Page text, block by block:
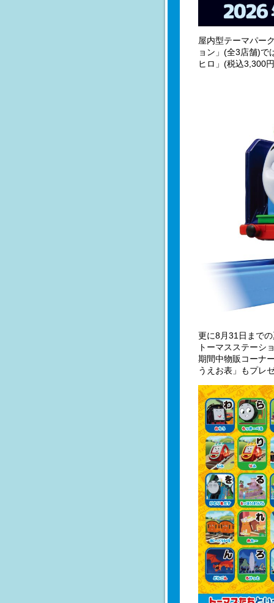
屋内型テーマパー
ョン」(全3店舗)で
ヒロ」(税込3,300
更に8月31日まで
トーマスステーシ
期間中物販コーナ
うえお表」もプレ